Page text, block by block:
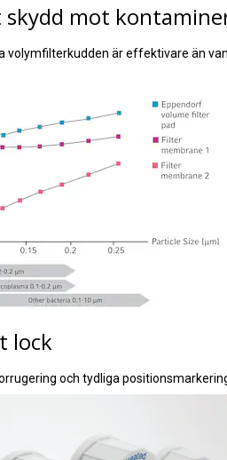
mot
volymfilterkudden är effektivare än
lock
och tydliga